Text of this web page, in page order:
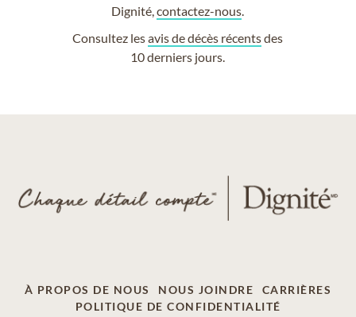
Dignité,contactez-nous
Consultez lesavis de décès récentsdes
10 derniers jours.
À PROPOS DE NOUS NOUS JOINDRE
CARRIÈRES
POLITIQUE DE CONFIDENTIALITÉ